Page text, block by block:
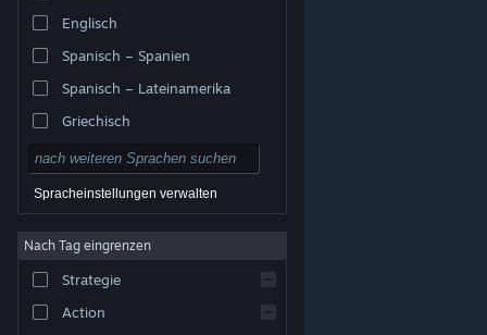
© Valve Corporation. Alle Rechte vorbehalten. Alle
USA und anderen Ländern.
Rechtliches
Barrierefreiheit
Nutzungsvertrag
Englisch
Spanisch – Spanien
Spanisch – Lateinamerika
Griechisch
Spracheinstellungen verwalten
Nach Tag eingrenzen
Strategie
Action